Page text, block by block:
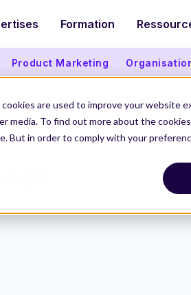
are used to improve your website
To find out more about the
But in order to comply with your
Formation
Product Marketing
Team